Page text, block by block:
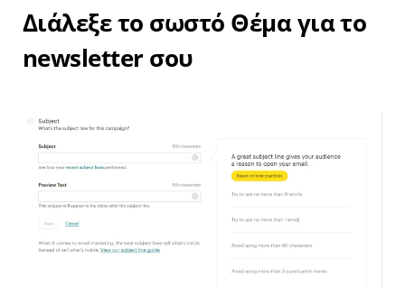
Διάλεξε το σωστό Θέμα για το
newsletter σου